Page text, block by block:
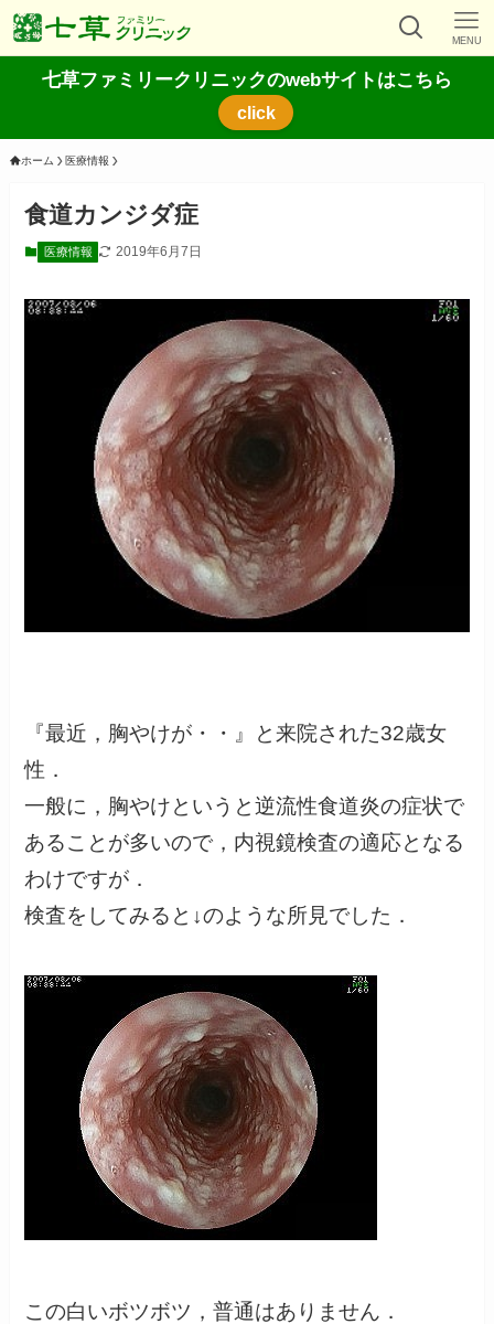
MENU
七草ファミリークリニックのwebサイトはこちら
click
ホーム 医療情報
食道カンジダ症
医療情報 2019年6月7日
『最近，胸やけが・・』と来院された32歳女
性．
一般に，胸やけというと逆流性食道炎の症状で
あることが多いので，内視鏡検査の適応となる
わけですが．
検査をしてみると↓のような所見でした．
この白いボツボツ，普通はありません．